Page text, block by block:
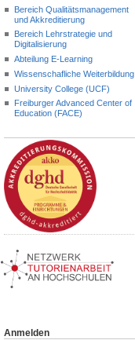
Bereich Qualitätsmanagement
und Akkreditierung
Bereich Lehrstrategie und
Digitalisierung
Abteilung E-Learning
Wissenschafliche Weiterbildung
University College (UCF)
Freiburger Advanced Center of
Education (FACE)
Anmelden